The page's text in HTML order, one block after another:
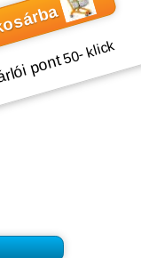
pont50- klick